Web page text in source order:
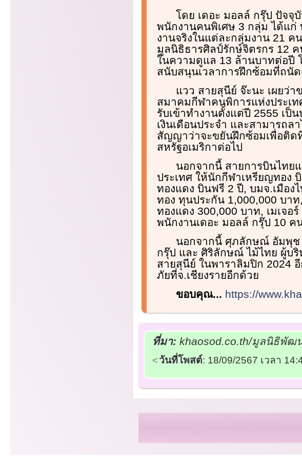
โดย เดอะ มอลล์ กรุ๊ป ปัจจุ
พนักงานคนพิเศษ 3 กลุ่ม ได้แ
งานจริงในแต่ละกลุ่มงาน 21
มูลนิธิธารศิลป์รักษ์จิตรกร 12
ในความดูแล 13 ล้านบาทต่อปี
สนับสนุนเวลาการฝึกซ้อมที่ถนั
แวว สายสุนีย์ จ๊ะนะ เผย
สมาคมกีฬาคนพิการแห่งประเท
รับเข้าทำงานตั้งแต่ปี 2555 เป็
เงินเดือนประจำ และสามารถล
สัญญาว่าจะขยันฝึกซ้อมเพื่อติด
สหรัฐอเมริกาต่อไป
นอกจากนี้ สายการบินไทยแ
ประเทศ ให้นักกีฬาเหรียญทอง
ทองแดง บินฟรี 2 ปี, บมจ.เมือ
ทอง ทุนประกัน 1,000,000 บา
ทองแดง 300,000 บาท, เมเจ
พนักงานเดอะ มอลล์ กรุ๊ป 10 ค
นอกจากนี้ ศุภลักษณ์ อัมพุช
กรุ๊ป และ ศิริลักษณ์ ไม้ไทย ผู้บริ
สายสุนีย์ ในพาราลิมปิก 2024
ภัยที่จ.เชียงรายอีกด้วย
ขอบคุณ... https://
ที่มา: khaosod.co.th/มูลนิธิพัฒ
วันที่โพสต์: 18/09/2567 เวลา